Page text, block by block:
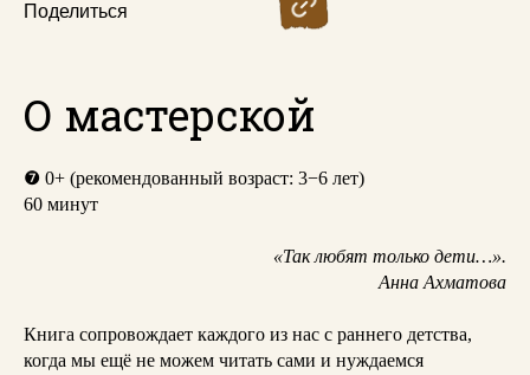
Поделиться
О мастерской
❼ 0+ (рекомендованный возраст: 3−6 лет)
60 минут
«Так любят только дети…».
Анна Ахматова
Книга сопровождает каждого из нас с раннего детства,
когда мы ещё не можем читать сами и нуждаемся